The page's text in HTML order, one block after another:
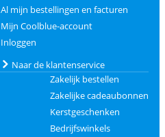
Al mijn bestellingen en facturen
Mijn Coolblue-account
Inloggen
Naar de klantenservice
Zakelijk bestellen
Zakelijke cadeaubonnen
Kerstgeschenken
Bedrijfswinkels